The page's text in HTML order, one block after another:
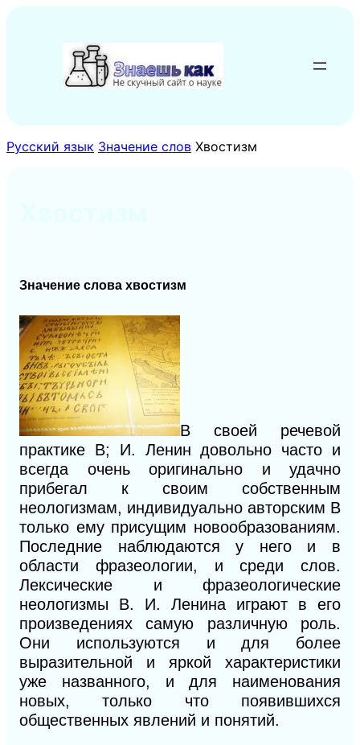
содержимому
Русский язык Значение слов Хвостизм
Значение слова хвостизм
В своей речевой
практике В; И. Ленин довольно часто и
всегда очень оригинально и удачно
прибегал к своим собственным
неологизмам, индивидуально авторским В
только ему присущим новообразованиям.
Последние наблюдаются у него и в
области фразеологии, исреди слов.
Лексические и фразеологические
неологизмы В. И. Ленина играют в его
произведениях самую различную роль.
Они используются и для более
выразительной и
яркой характеристики
уже названного, идля наименования
новых, только что появившихся
общественных явлений и понятий.